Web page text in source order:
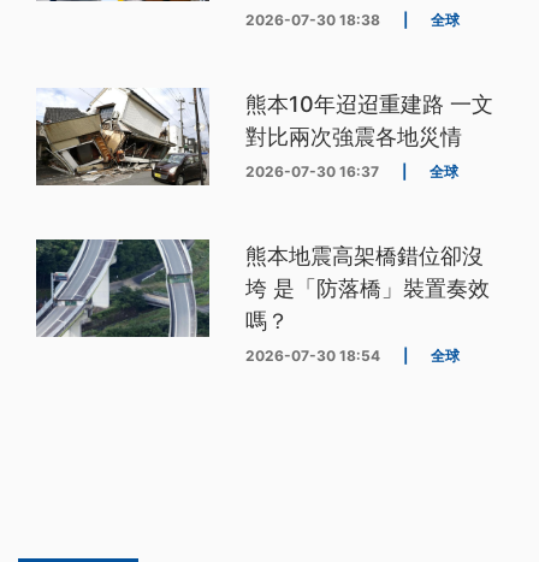
2026-07-30 18:38 全球
熊本10年迢迢重建路 一文
對比兩次強震各地災情
2026-07-30 16:37 全球
熊本地震高架橋錯位卻沒
垮 是「防落橋」裝置奏效
嗎？
2026-07-30 18:54 全球